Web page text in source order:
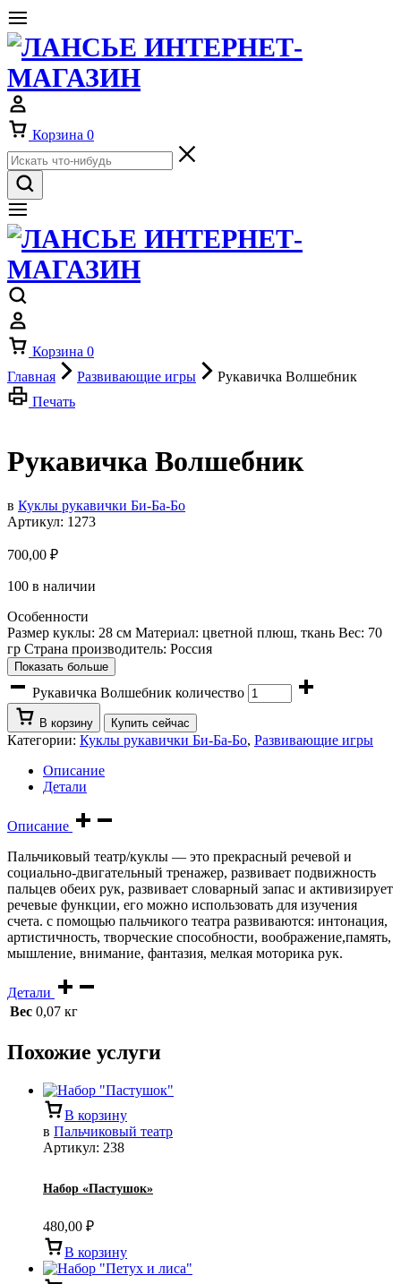
Корзина 0
Корзина 0
Главная
Развивающие игры
Рукавичка Волшебник
Печать
Рукавичка Волшебник
в Куклы рукавички Би-Ба-Бо
Артикул: 1273
700,00 ₽
100 в наличии
Особенности
Размер куклы: 28 см Материал: цветной плюш, ткань Вес: 70
гр Страна производитель: Россия
Показать больше
Рукавичка Волшебник количество
В корзину Купить сейчас
Категории: Куклы рукавички Би-Ба-Бо, Развивающие игры
Описание
Детали
Описание
Пальчиковый театр/куклы — это прекрасный речевой и
социально-двигательный тренажер, развивает подвижность
пальцев обеих рук, развивает словарный запас и активизирует
речевые функции, его можно использовать для изучения
счета. с помощью пальчикого театра развиваются: интонация,
артистичность, творческие способности, воображение,память,
мышление, внимание, фантазия, мелкая моторика рук.
Детали
Вес 0,07 кг
Похожие услуги
В корзину
в Пальчиковый театр
Артикул: 238
Набор «Пастушок»
480,00 ₽
В корзину